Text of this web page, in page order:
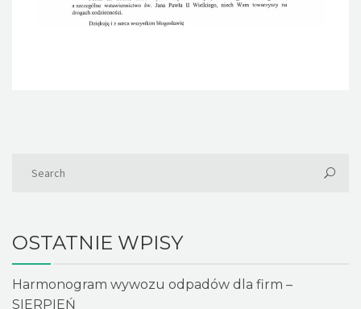
OSTATNIE WPISY
Harmonogram wywozu odpadów dla firm –
SIERPIEŃ